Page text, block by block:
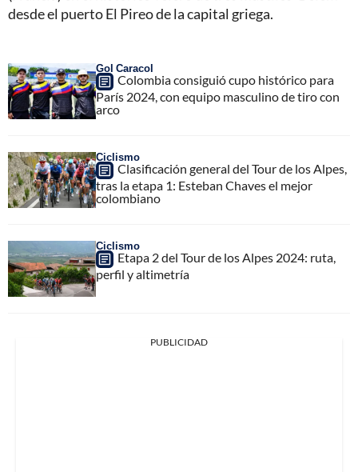
desde el puerto El Pireo de la capital griega.
Gol Caracol
Colombia consiguió cupo histórico para
París 2024, con equipo masculino de tiro con
arco
Ciclismo
Clasificación general del Tour de los Alpes,
tras la etapa 1: Esteban Chaves el mejor
colombiano
Ciclismo
Etapa 2 del Tour de los Alpes 2024: ruta,
perfil y altimetría
PUBLICIDAD